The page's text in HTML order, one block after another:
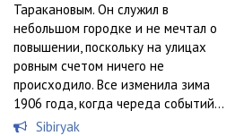
Таракановым. Он служил в
небольшом городке и не мечтал о
повышении, поскольку на улицах
ровным счетом ничего не
происходило. Все изменила зима
1906 года, когда череда событий...
Sibiryak